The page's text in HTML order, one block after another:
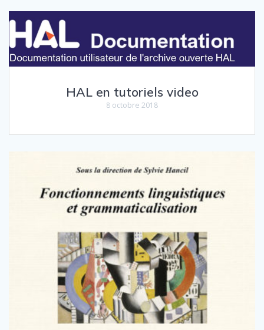
HAL en tutoriels video
8 octobre 2018